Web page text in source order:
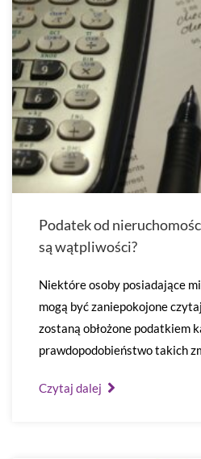
Podatek od
są wątpliwości?
Niektóre osoby posiadające
mogą być zaniepokojone
zostaną obłożone podatkiem
prawdopodobieństwo takich
Czytaj dalej